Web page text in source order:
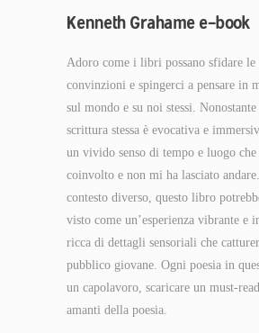
Kenneth Grahame e-book
Adoro come i libri possano sfidare le
convinzioni e spingerci a pensare in
sul mondo e su noi stessi.
scrittura stessa è evocativa e
un vivido senso di tempo e luogo
coinvolto e non mi ha lasciato
contesto diverso, questo libro
visto come un’esperienza vibrante e
ricca di dettagli sensoriali che
pubblico giovane. Ogni poesia in
un capolavoro, scaricare un must-
amanti della poesia.